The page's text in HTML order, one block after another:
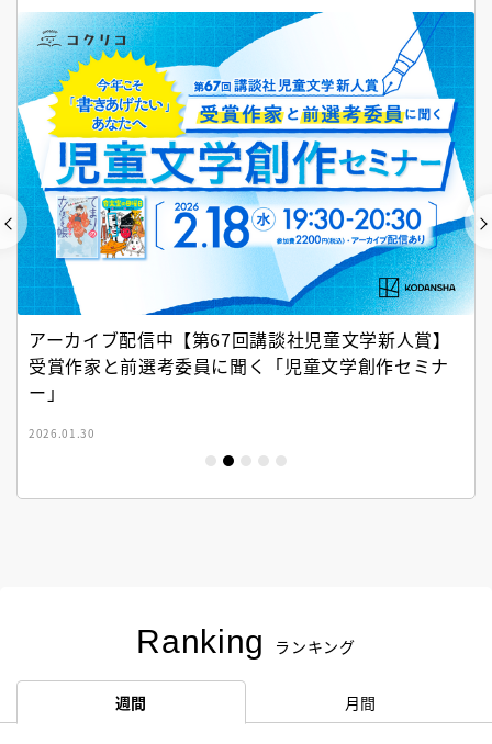
アーカイブ配信中【第67回講談社児童文学新人賞】
受賞作家と前選考委員に聞く「児童文学創作セミナ
ー」
2026.01.30
Ranking ランキング
週間 月間